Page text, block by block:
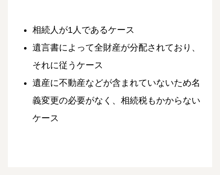
相続人が1人であるケース
遺言書によって全財産が分配されており、
それに従うケース
遺産に不動産などが含まれていないため名
義変更の必要がなく、相続税もかからない
ケース